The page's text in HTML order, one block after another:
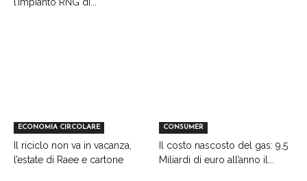
ECONOMIA CIRCOLARE
Il riciclo non va in vacanza,
l’estate di Raee e cartone
CONSUMER
Il costo nascosto del gas: 9,5
Miliardi di euro all’anno il...